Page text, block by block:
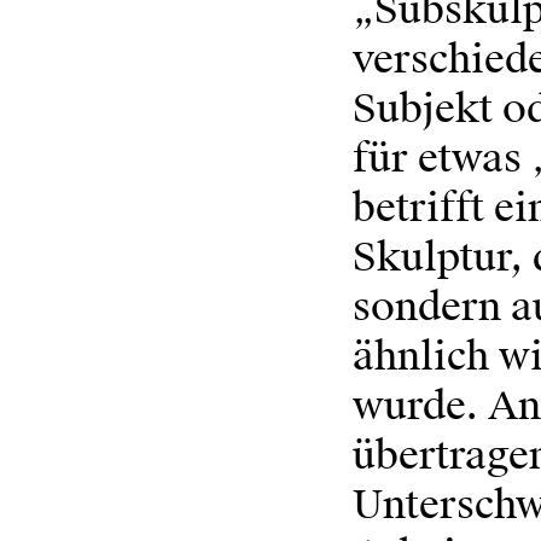
Subjekt
für etwas
betrifft
Skulptur,
sondern
ähnlich
wurde.